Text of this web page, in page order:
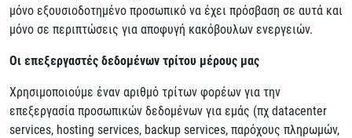
μόνο εξουσιοδοτημένο προσωπικό να έχει πρόσβαση σε αυτά και
μόνο σε περιπτώσεις για αποφυγή κακόβουλων ενεργειών.
Οι επεξεργαστές δεδομένων τρίτου μέρους μας
Χρησιμοποιούμε έναν αριθμό τρίτων φορέων για την
επεξεργασία προσωπικών δεδομένων για εμάς (πχ datacenter
services, hosting services, backup services, παρόχους πληρωμών,